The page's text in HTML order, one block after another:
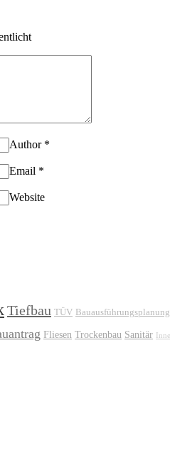
Author *
Email *
Website
Tiefbau TÜV Bauausführungsplanung
Fliesen Trockenbau Sanitär